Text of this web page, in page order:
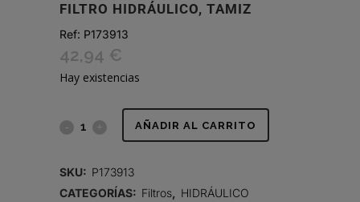
FILTRO HIDRÁULICO, TAMIZ
Ref: P173913
42,94 €
Hay existencias
FILTRO AÑADIR AL CARRITO
SKU: P173913
CATEGORÍAS: Filtros HIDRÁULICO